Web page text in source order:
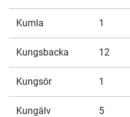
Kumla 1
Kungsbacka 12
Kungsör 1
Kungälv 5